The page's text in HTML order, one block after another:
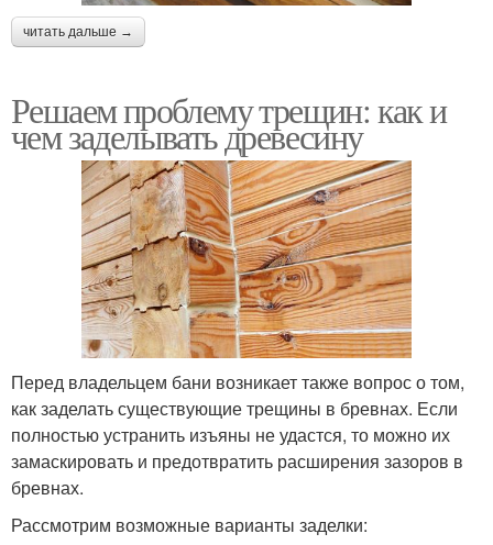
читать дальше →
Решаем проблему трещин: как и
чем заделывать древесину
Перед владельцем бани возникает также вопрос о том,
как заделать существующие трещины в бревнах. Если
полностью устранить изъяны не удастся, то можно их
замаскировать и предотвратить расширения зазоров в
бревнах.
Рассмотрим возможные варианты заделки: